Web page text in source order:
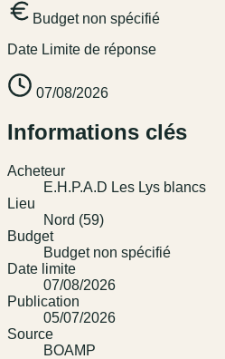
Budget non spécifié
Date Limite de réponse
07/08/2026
Informations clés
Acheteur
E.H.P.A.D Les Lys blancs
Lieu
Nord (59)
Budget
Budget non spécifié
Date limite
07/08/2026
Publication
05/07/2026
Source
BOAMP